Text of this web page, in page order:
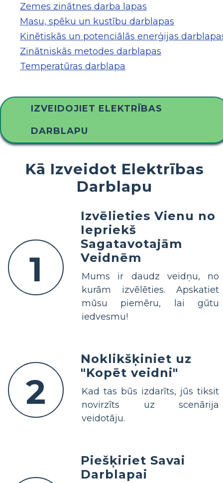
Zemes zinātnes darba lapas
Masu, spēku un kustību darblapas
Kinētiskās un potenciālās enerģijas
Zinātniskās metodes darblapas
Temperatūras darblapa
IZVEIDOJIET ELEKTRĪBAS
DARBLAPU
Kā Izveidot Elektrības
Darblapu
1
Izvēlieties Vienu no
Iepriekš
Sagatavotajām
Veidnēm
Mums ir daudz veidņu, no
kurām izvēlēties. Apskatiet
mūsu piemēru, lai gūtu
iedvesmu!
2
Noklikšķiniet uz
"Kopēt veidni"
Kad tas būs izdarīts, jūs tiksit
novirzīts uz scenārija
veidotāju.
Piešķiriet Savai
Darblapai